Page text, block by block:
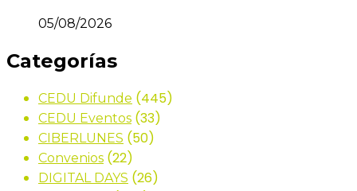
05/08/2026
Categorías
CEDU Difunde (445)
CEDU Eventos (33)
CIBERLUNES (50)
Convenios (22)
DIGITAL DAYS (26)